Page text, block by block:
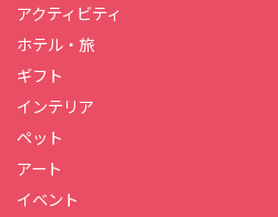
アクティビティ
ホテル・旅
ギフト
インテリア
ペット
アート
イベント